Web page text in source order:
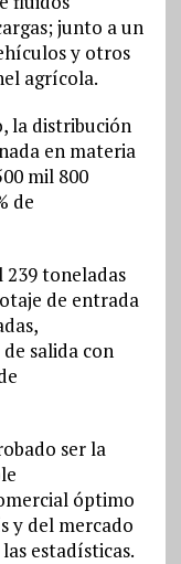
junto a un
y otros
agrícola.
la distribución
en materia
mil 800
de
toneladas
de entrada
salida con
ser la
óptimo
y del mercado
estadísticas.